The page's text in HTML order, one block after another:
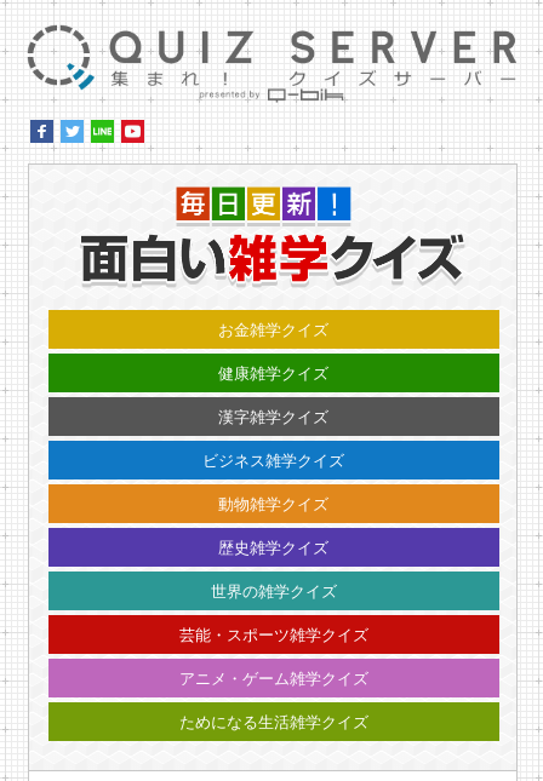
お金雑学クイズ
健康雑学クイズ
漢字雑学クイズ
ビジネス雑学クイズ
動物雑学クイズ
歴史雑学クイズ
世界の雑学クイズ
芸能・スポーツ雑学クイズ
アニメ・ゲーム雑学クイズ
ためになる生活雑学クイズ